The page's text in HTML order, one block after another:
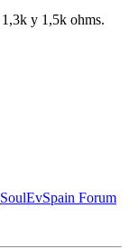
y 1,5k ohms.
SoulEvSpain Forum